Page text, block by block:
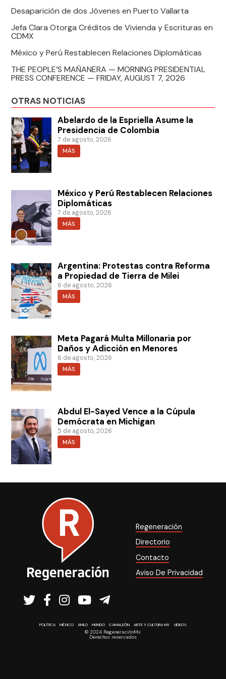
Desaparición de dos Jóvenes en Puerto Vallarta
Jefa Clara Otorga Créditos de Vivienda y Escrituras en
CDMX
México y Perú Restablecen Relaciones Diplomáticas
THE PEOPLE’S MAÑANERA — MORNING PRESIDENTIAL
PRESS CONFERENCE — FRIDAY, AUGUST 7, 2026
OTRAS NOTICIAS
Abelardo de la Espriella Asume la
Presidencia de Colombia
7 de agosto, 2026
MÁS
México y Perú Restablecen Relaciones
Diplomáticas
7 de agosto, 2026
MÁS
Argentina: Protestas contra Reforma
a Propiedad de Tierra de Milei
6 de agosto, 2026
MÁS
Meta Pagará Multa Millonaria por
Daños y Adicción en Menores
6 de agosto, 2026
MÁS
Abdul El-Sayed Vence a la Cúpula
Demócrata en Michigan
5 de agosto, 2026
MÁS
Regeneración
Directorio
Contacto
Aviso De Privacidad
POLÍTICA MÉXICO AMLO MUNDO CAMALEÓN ARTE Y CULTURA MX VIDEOS
© 2024 RegeneraciónMx
Derechos reservados